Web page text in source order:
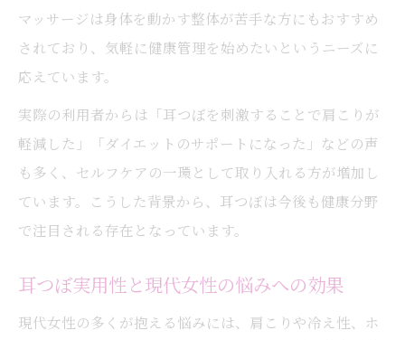
耳マッサージやりすぎを防ぐポイント解説
体験者が語る耳つぼ実用性のリアルな声
耳つぼ実用性を体験した人の感想まとめ
耳つぼジュエリー効果の体験談を徹底紹介
リフトアップや肩こり改善の実感エピソー
ド
耳つぼダイエット効果なしと感じた理由
耳つぼジュエリーを自分で試す際の注意点
耳つぼジュエリー自分で貼る前の確認事項
マッサージは身体を動かす整体が苦手な方にもおすすめ
されており、気軽に健康管理を始めたいというニーズに
応えています。
実際の利用者からは「耳つぼを刺激することで肩こりが
軽減した」「ダイエットのサポートになった」などの声
も多く、セルフケアの一環として取り入れる方が増加し
ています。こうした背景から、耳つぼは今後も健康分野
で注目される存在となっています。
耳つぼ実用性と現代女性の悩みへの効果
現代女性の多くが抱える悩みには、肩こりや冷え性、ホ